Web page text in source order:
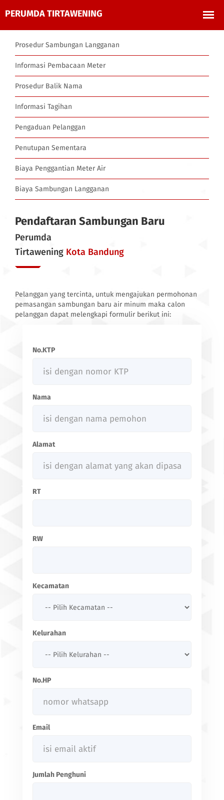
Prosedur Sambungan Langganan
Informasi Pembacaan Meter
Prosedur Balik Nama
Informasi Tagihan
Pengaduan Pelanggan
Penutupan Sementara
Biaya Penggantian Meter Air
Biaya Sambungan Langganan
Pendaftaran Sambungan Baru
Perumda
Tirtawening Kota Bandung
Pelanggan yang tercinta, untuk mengajukan permohonan
pemasangan sambungan baru air minum maka calon
pelanggan dapat melengkapi formulir berikut ini:
No.KTP
Nama
Alamat
RT
RW
Kecamatan
Kelurahan
No.HP
Email
Jumlah Penghuni